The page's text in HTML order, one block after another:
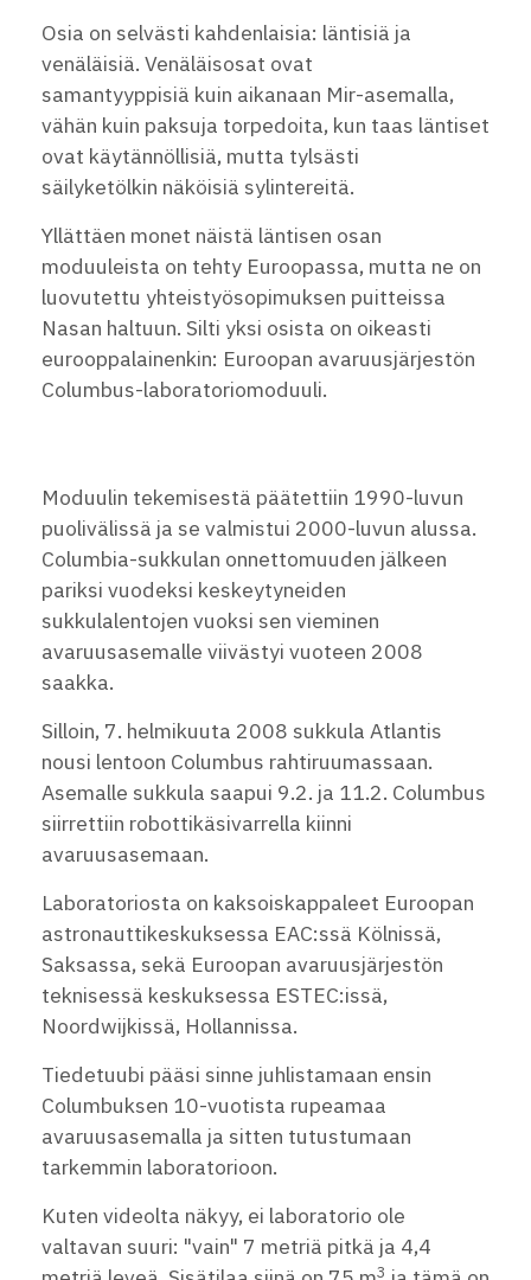
Osia on selvästi kahdenlaisia: läntisiä ja
venäläisiä. Venäläisosat ovat
samantyyppisiä kuin aikanaan Mir-asemalla,
vähän kuin paksuja torpedoita, kun taas läntiset
ovat käytännöllisiä, mutta tylsästi
säilyketölkin näköisiä sylintereitä.
Yllättäen monet näistä läntisen osan
moduuleista on tehty Euroopassa, mutta ne on
luovutettu yhteistyösopimuksen puitteissa
Nasan haltuun. Silti yksi osista on oikeasti
eurooppalainenkin: Euroopan avaruusjärjestön
Columbus-laboratoriomoduuli.
Moduulin tekemisestä päätettiin 1990-luvun
puolivälissä ja se valmistui 2000-luvun alussa.
Columbia-sukkulan onnettomuuden jälkeen
pariksi vuodeksi keskeytyneiden
sukkulalentojen vuoksi sen vieminen
avaruusasemalle viivästyi vuoteen 2008
saakka.
Silloin, 7. helmikuuta 2008 sukkula Atlantis
nousi lentoon Columbus rahtiruumassaan.
Asemalle sukkula saapui 9.2. ja 11.2. Columbus
siirrettiin robottikäsivarrella kiinni
avaruusasemaan.
Laboratoriosta on kaksoiskappaleet Euroopan
astronauttikeskuksessa EAC:ssä Kölnissä,
Saksassa, sekä Euroopan avaruusjärjestön
teknisessä keskuksessa ESTEC:issä,
Noordwijkissä, Hollannissa.
Tiedetuubi pääsi sinne juhlistamaan ensin
Columbuksen 10-vuotista rupeamaa
avaruusasemalla ja sitten tutustumaan
tarkemmin laboratorioon.
Kuten videolta näkyy, ei laboratorio ole
valtavan suuri: "vain" 7 metriä pitkä ja 4,4
3